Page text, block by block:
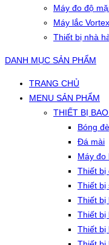
Máy đo độ
Máy lắc Vortex
Thiết bị nhà
DANH MỤC SẢN PHẨM
TRANG CHỦ
MENU SẢN PHẨM
THIẾT BỊ
Bóng
Đá mài
Máy đo
Thiết bị
Thiết bị
Thiết bị
Thiết bị
Thiết bị